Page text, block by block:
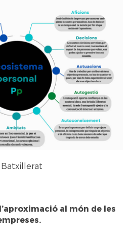
Batxillerat
al món de les